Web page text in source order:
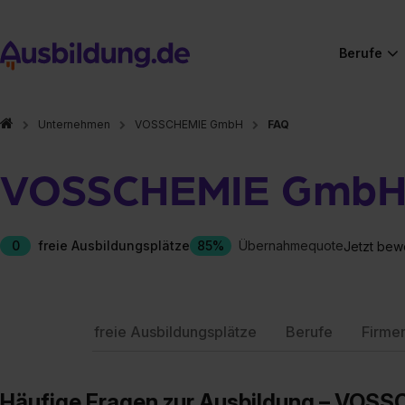
Berufe
Unternehmen VOSSCHEMIE GmbH FAQ
VOSSCHEMIE GmbH
0 freie Ausbildungsplätze 85% ÜbernahmequoteJetzt
freie Ausbildungsplätze Berufe